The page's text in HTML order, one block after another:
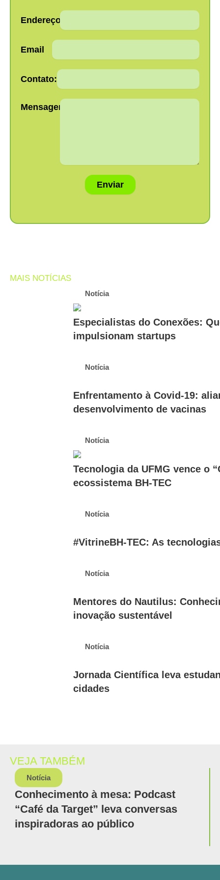
Endereço:
Email
Contato:
Mensagem:
Enviar
MAIS NOTÍCIAS
Notícia
Especialistas do Conexões:
impulsionam startups
Notícia
Enfrentamento à Covid-19:
desenvolvimento de vacinas
Notícia
Tecnologia da UFMG vence o
ecossistema BH-TEC
Notícia
#VitrineBH-TEC: As
Notícia
Mentores do Nautilus:
inovação sustentável
Notícia
Jornada Científica leva
cidades
VEJA TAMBÉM
Notícia
Conhecimento à mesa: Podcast
“Café da Target” leva conversas
inspiradoras ao público